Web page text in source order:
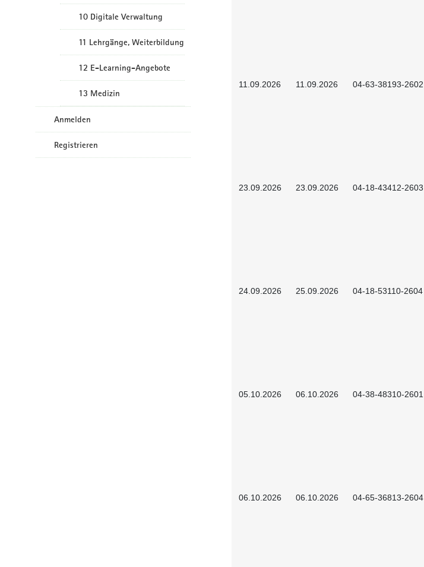
10 Digitale Verwaltung
11 Lehrgänge, Weiterbildung
12 E-Learning-Angebote
13 Medizin
Anmelden
Registrieren
11.09.2026 11.09.2026 04-63-38193-2602
23.09.2026 23.09.2026 04-18-43412-2603
24.09.2026 25.09.2026 04-18-53110-2604
05.10.2026 06.10.2026 04-38-48310-2601
06.10.2026 06.10.2026 04-65-36813-2604